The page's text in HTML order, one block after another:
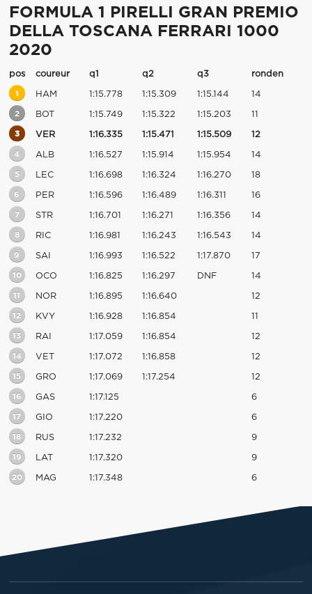
FORMULA 1 PIRELLI GRAN PREMIO
DELLA TOSCANA FERRARI 1000
2020
pos coureur q1 q2 q3 ronden
1 HAM 1:15.778 1:15.309 1:15.144 14
2 BOT 1:15.749 1:15.322 1:15.203 11
3 VER 1:16.335 1:15.471 1:15.509 12
4 ALB 1:16.527 1:15.914 1:15.954 14
5 LEC 1:16.698 1:16.324 1:16.270 18
6 PER 1:16.596 1:16.489 1:16.311 16
7 STR 1:16.701 1:16.271 1:16.356 14
8 RIC 1:16.981 1:16.243 1:16.543 14
9 SAI 1:16.993 1:16.522 1:17.870 17
10 OCO 1:16.825 1:16.297 DNF 14
11 NOR 1:16.895 1:16.640 12
12 KVY 1:16.928 1:16.854 11
13 RAI 1:17.059 1:16.854 12
14 VET 1:17.072 1:16.858 12
15 GRO 1:17.069 1:17.254 12
16 GAS 1:17.125 6
17 GIO 1:17.220 6
18 RUS 1:17.232 9
19 LAT 1:17.320 9
20 MAG 1:17.348 6